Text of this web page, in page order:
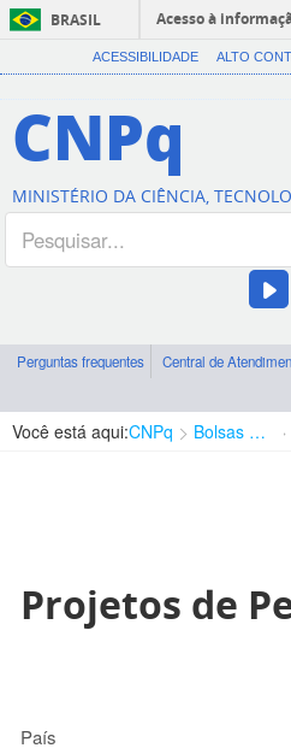
BRASIL
Acesso à
ACESSIBILIDADE ALTO
CNPq
MINISTÉRIO DA CIÊNCIA,
Perguntas frequentes Central de
Você está aqui:CNPq Bolsas e Auxílios Vigentes
Projetos de
País